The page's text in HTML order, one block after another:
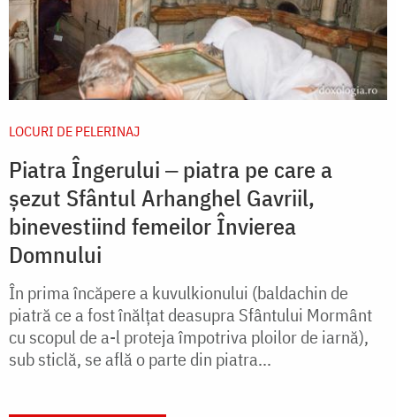
LOCURI DE PELERINAJ
Piatra Îngerului ‒ piatra pe care a
șezut Sfântul Arhanghel Gavriil,
binevestiind femeilor Învierea
Domnului
În prima încăpere a kuvulkionului (baldachin de
piatră ce a fost înălțat deasupra Sfântului Mormânt
cu scopul de a-l proteja împotriva ploilor de iarnă),
sub sticlă, se află o parte din piatra...